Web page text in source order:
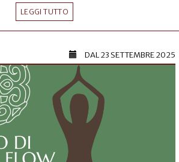
LEGGI TUTTO
DAL23 SETTEMBRE 2025